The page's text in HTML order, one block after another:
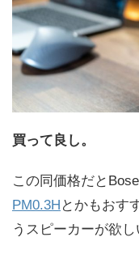
買って良し。
この同価格だと
PM0.3H とかもおす
うスピーカーが欲し